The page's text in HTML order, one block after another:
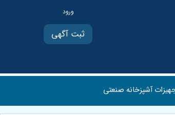
ثبت آگهی
آشپزخانه صنعتی